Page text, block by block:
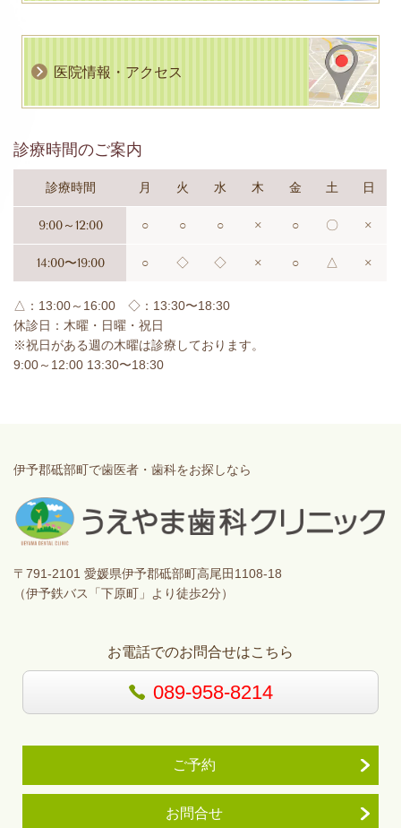
医院情報・アクセス
診療時間のご案内
診療時間 月 火 水 木 金 土 日
9:00～12:00 ○ ○ ○ × ○ 〇 ×
14:00〜19:00 ○ ◇ ◇ × ○ △ ×
△：13:00～16:00 ◇：13:30〜18:30
休診日：木曜・日曜・祝日
※祝日がある週の木曜は診療しております。
9:00～12:00 13:30〜18:30
伊予郡砥部町で歯医者・歯科をお探しなら
〒791-2101 愛媛県伊予郡砥部町高尾田1108-18
（伊予鉄バス「下原町」より徒歩2分）
お電話でのお問合せはこちら
089-958-8214
ご予約
お問合せ